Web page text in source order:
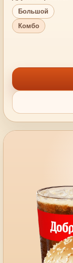
Большой
Комбо